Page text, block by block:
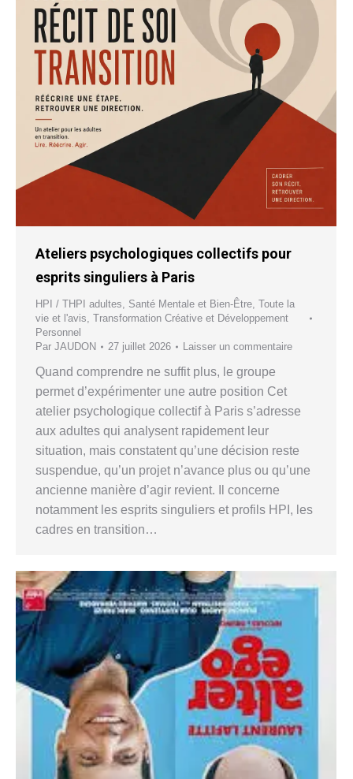
Ateliers psychologiques collectifs pour
esprits singuliers à Paris
HPI / THPI adultes, Santé Mentale et Bien-Être, Toute la
vie et l'avis, Transformation Créative et Développement
Personnel
Par JAUDON 27 juillet 2026 Laisser un commentaire
Quand comprendre ne suffit plus, le groupe
permet d’expérimenter une autre position Cet
atelier psychologique collectif à Paris s’adresse
aux adultes qui analysent rapidement leur
situation, mais constatent qu’une décision reste
suspendue, qu’un projet n’avance plus ou qu’une
ancienne manière d’agir revient. Il concerne
notamment les esprits singuliers et profils HPI, les
cadres en transition…